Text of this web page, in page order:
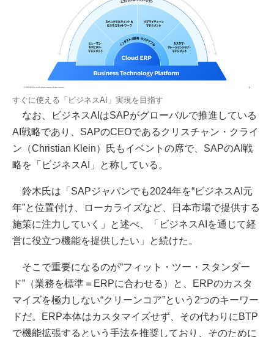
すぐに使える「ビジネスAI」実現を目指す
なお、ビジネスAIはSAPがグローバルで推進している
AI戦略であり、SAPのCEOであるクリスチャン・クライ
ン（Christian Klein）氏もイベントの席で、SAPのAI戦
略を「ビジネスAI」と称している。
鈴木氏は「SAPジャパンでも2024年を“ビジネスAI元
年”と位置付け、ローカライズなど、日本市場で提供する
施策に注力していく」と述べ、「ビジネスAIを通じて経
営に役立つ機能を提供したい」と続けた。
そこで重要になるのが“フィット・ツー・スタンダー
ド”（業務を標準＝ERPに合わせる）と、ERPのカスタ
マイズを極力しない“クリーンコア”という2つのキーワー
ドだ。ERP本体はカスタマイズせず、その代わりにBTP
で機能拡張するという手法を推奨しており、そのために